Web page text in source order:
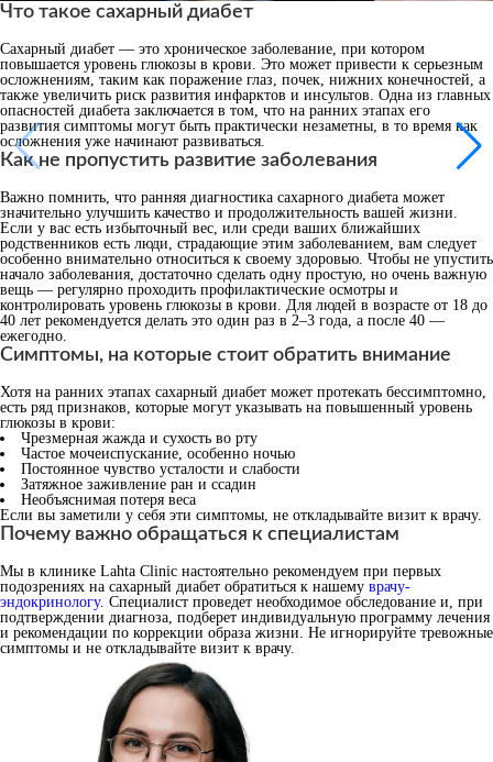
Что такое сахарный диабет
Сахарный диабет — это хроническое заболевание, при котором
повышается уровень глюкозы в крови. Это может привести к серьезным
осложнениям, таким как поражение глаз, почек, нижних конечностей, а
также увеличить риск развития инфарктов и инсультов. Одна из главных
опасностей диабета заключается в том, что на ранних этапах его
развития симптомы могут быть практически незаметны, в то время как
осложнения уже начинают развиваться.
Как не пропустить развитие заболевания
Важно помнить, что ранняя диагностика сахарного диабета может
значительно улучшить качество и продолжительность вашей жизни.
Если у вас есть избыточный вес, или среди ваших ближайших
родственников есть люди, страдающие этим заболеванием, вам следует
особенно внимательно относиться к своему здоровью. Чтобы не упустить
начало заболевания, достаточно сделать одну простую, но очень важную
вещь — регулярно проходить профилактические осмотры и
контролировать уровень глюкозы в крови. Для людей в возрасте от 18 до
40 лет рекомендуется делать это один раз в 2–3 года, а после 40 —
ежегодно.
Симптомы, на которые стоит обратить внимание
Хотя на ранних этапах сахарный диабет может протекать бессимптомно,
есть ряд признаков, которые могут указывать на повышенный уровень
глюкозы в крови:
Чрезмерная жажда и сухость во рту
Частое мочеиспускание, особенно ночью
Постоянное чувство усталости и слабости
Затяжное заживление ран и ссадин
Необъяснимая потеря веса
Если вы заметили у себя эти симптомы, не откладывайте визит к врачу.
Почему важно обращаться к специалистам
Мы в клинике Lahta Clinic настоятельно рекомендуем при первых
подозрениях на сахарный диабет обратиться к нашему врачу-
эндокринологу. Специалист проведет необходимое обследование и, при
подтверждении диагноза, подберет индивидуальную программу лечения
и рекомендации по коррекции образа жизни. Не игнорируйте тревожные
симптомы и не откладывайте визит к врачу.